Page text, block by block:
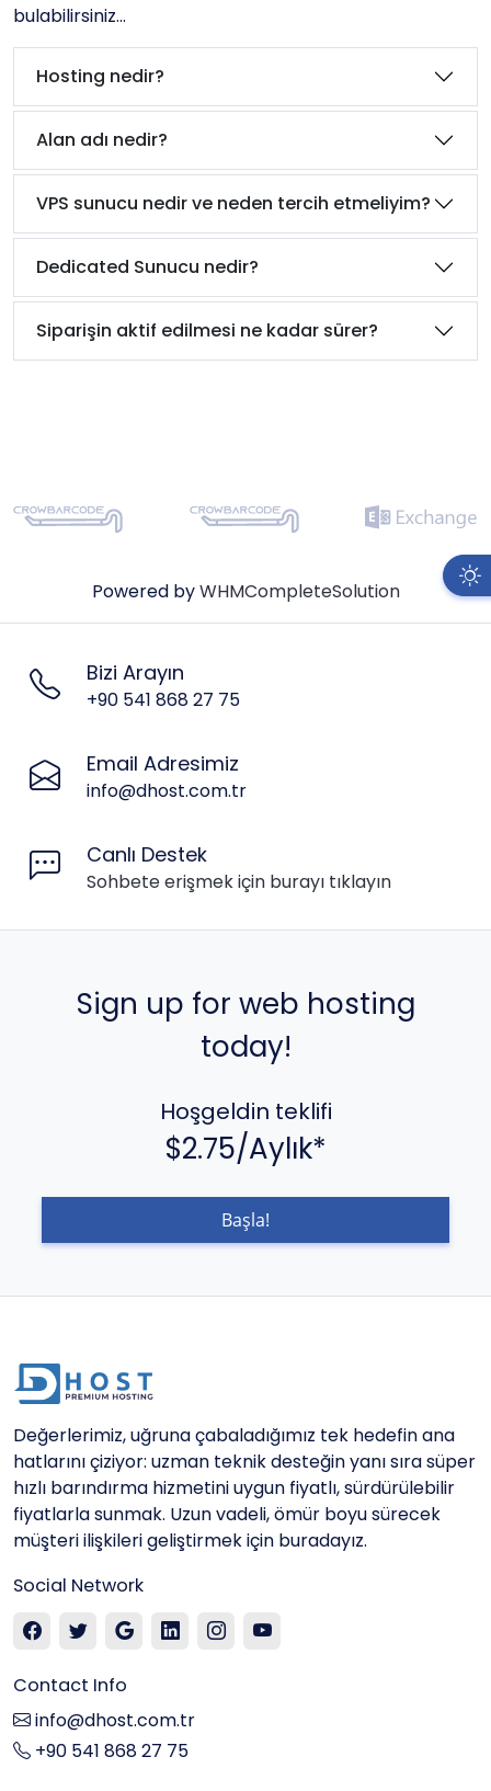
bulabilirsiniz...
Hosting nedir?
Alan adı nedir?
VPS sunucu nedir ve neden tercih etmeliyim?
Dedicated Sunucu nedir?
Siparişin aktif edilmesi ne kadar sürer?
Powered byWHMCompleteSolution
Bizi Arayın
+90 541 868 27 75
Email Adresimiz
info@dhost.com.tr
Canlı Destek
Sohbete erişmek için burayı tıklayın
Sign up for web hosting
today!
Hoşgeldin teklifi
$2.75/Aylık*
Başla!
Değerlerimiz, uğruna çabaladığımız tek hedefin ana
hatlarını çiziyor: uzman teknik desteğin yanı sıra süper
hızlı barındırma hizmetini uygun fiyatlı, sürdürülebilir
fiyatlarla sunmak. Uzun vadeli, ömür boyu sürecek
müşteri ilişkileri geliştirmek için buradayız.
Social Network
Contact Info
info@dhost.com.tr
+90 541 868 27 75